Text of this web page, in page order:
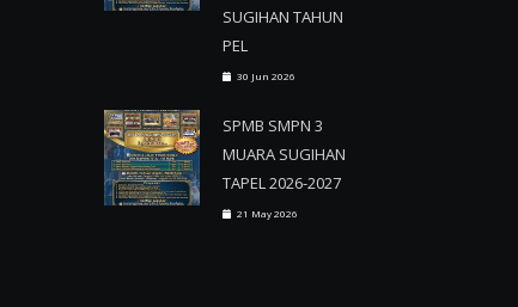
SUGIHAN TAHUN
PEL
30 Jun 2026
SPMB SMPN 3
MUARA SUGIHAN
TAPEL 2026-2027
21 May 2026